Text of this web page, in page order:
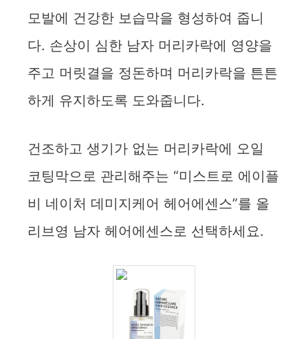
모발에 건강한 보습막을 형성하여 줍니
다. 손상이 심한 남자 머리카락에 영양을
주고 머릿결을 정돈하며 머리카락을 튼튼
하게 유지하도록 도와줍니다.
건조하고 생기가 없는 머리카락에 오일
코팅막으로 관리해주는 “미스트로 에이플
비 네이처 데미지케어 헤어에센스”를 올
리브영 남자 헤어에센스로 선택하세요.